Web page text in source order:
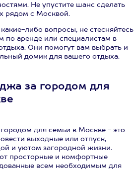
Не упустите шанс сделать
рядом с Москвой.
либо вопросы, не стесняйтесь
по аренде или специалистам в
Они помогут вам выбрать и
домик для вашего отдыха.
за городом для
для семьи в Москве - это
выходные или отпуск,
и уютом загородной жизни.
просторные и комфортные
всем необходимым для